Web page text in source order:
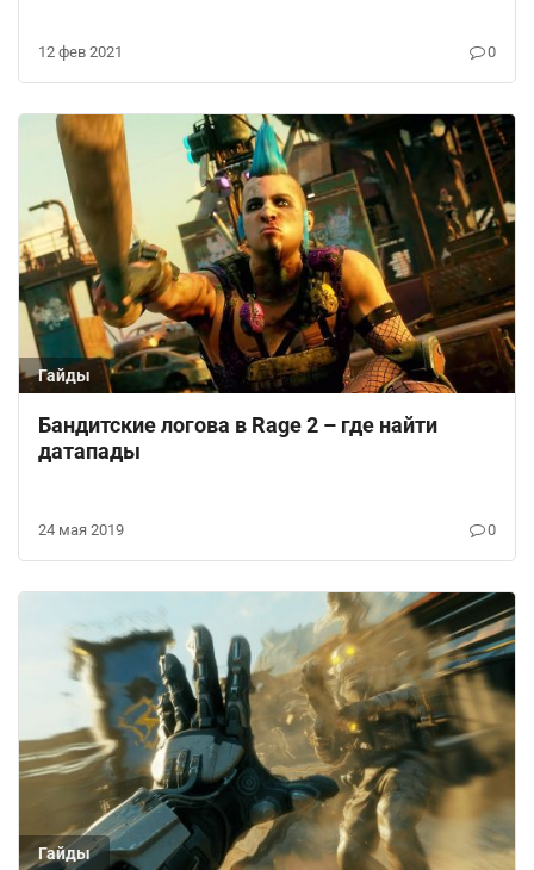
12 фев 2021 0
Гайды
Бандитские логова в Rage 2 – где найти
датапады
24 мая 2019 0
Гайды